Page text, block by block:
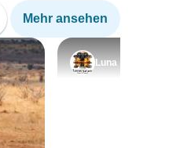
Mehr ansehen
Luna